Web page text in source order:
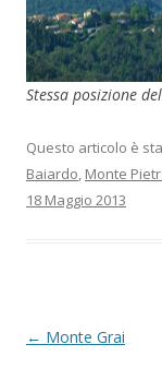
Stessa posizione
Questo articolo è
Baiardo, Monte
18 Maggio 2013
Navigazione
← Monte Grai